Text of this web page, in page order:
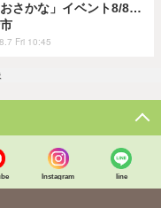
さかな」イベント8/8…
Fri 10:45
Instagram line